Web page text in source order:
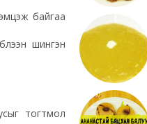
байгаа
шингэн
тогтмол